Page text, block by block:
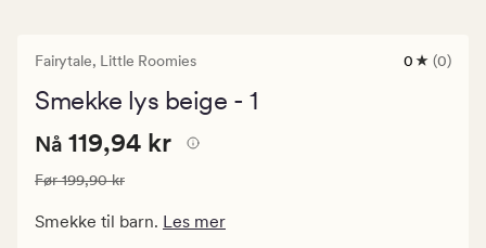
Fairytale, Little Roomies
0
0 (0)
Smekke lys beige - 1
Nåværende
119,94
kr.
Nåværende pris
Nå 119,94 kr
Vanlig pris 199,90 kr
Før199,90 kr
Smekke til barn. Les mer